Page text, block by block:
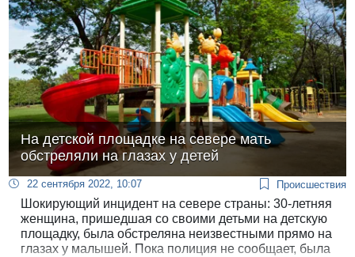
На детской площадке на севере мать
обстреляли на глазах у детей
22 сентября 2022, 10:07 Происшествия
Шокирующий инцидент на севере страны: 30-летняя
женщина, пришедшая со своими детьми на детскую
площадку, была обстреляна неизвестными прямо на
глазах у малышей. Пока полиция не сообщает, была